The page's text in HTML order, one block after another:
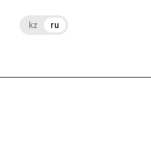
kz ru